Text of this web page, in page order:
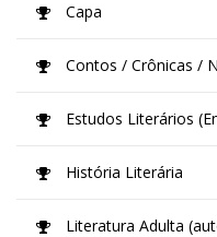
Capa
Contos / Crônicas /
Estudos Literários
História Literária
Literatura Adulta